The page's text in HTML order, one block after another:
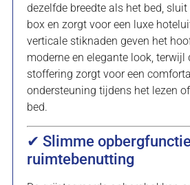
dezelfde breedte als het bed,
box en zorgt voor een luxe
verticale stiknaden geven het
moderne en elegante look, terwijl
stoffering zorgt voor een
ondersteuning tijdens het lezen
bed.
✔ Slimme
ruimtebenutting